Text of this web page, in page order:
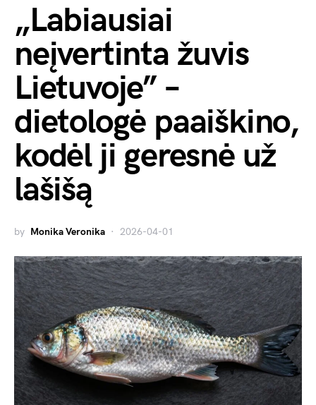
„Labiausiai
neįvertinta žuvis
Lietuvoje” –
dietologė paaiškino,
kodėl ji geresnė už
lašišą
by Monika Veronika 2026-04-01